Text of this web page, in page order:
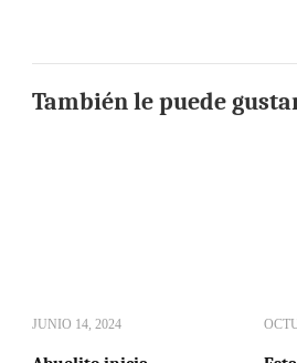
También le puede
JUNIO 14, 2024